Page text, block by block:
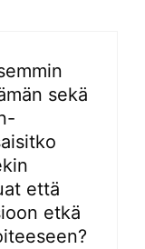
sekä
että
etkä